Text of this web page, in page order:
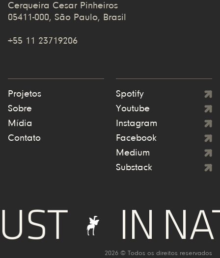
Cerqueira Cesar Pinheiros
05411-000, São Paulo, Brasil
+55 11 23719206
Projetos
Sobre
Mídia
Contato
Spotify
Youtube
Instagram
Facebook
Medium
Substack
IN
2026 © Todos os direitos reservados